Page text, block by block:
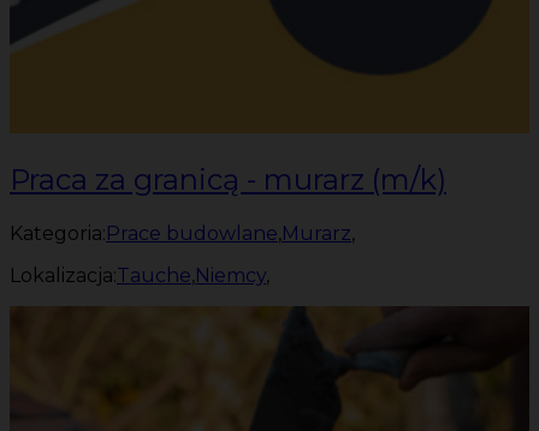
Praca za granicą - murarz (m/k)
Kategoria:Prace budowlane,Murarz,
Lokalizacja:Tauche,Niemcy,